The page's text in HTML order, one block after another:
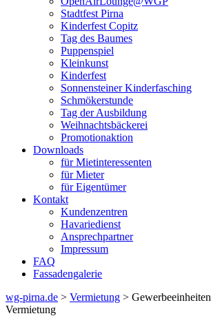
Stadtfest Pirna
Kinderfest Copitz
Tag des Baumes
Puppenspiel
Kleinkunst
Kinderfest
Sonnensteiner Kinderfasching
Schmökerstunde
Tag der Ausbildung
Weihnachtsbäckerei
Promotionaktion
Downloads
für Mietinteressenten
für Mieter
für Eigentümer
Kontakt
Kundenzentren
Havariedienst
Ansprechpartner
Impressum
FAQ
Fassadengalerie
wg-pirna.de > Vermietung > Gewerbeeinheiten
Vermietung